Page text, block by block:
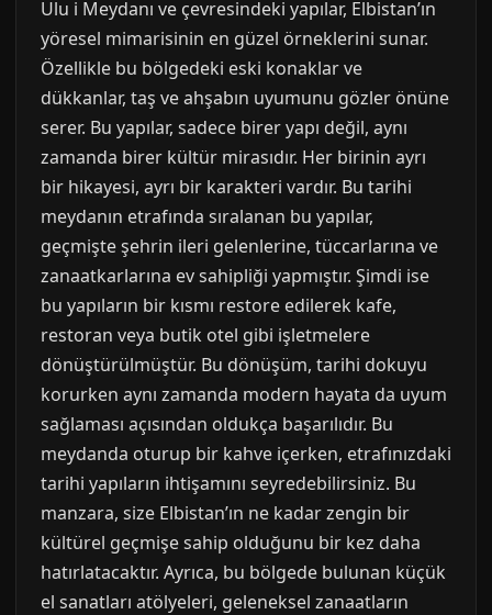
Ulu i Meydanı ve çevresindeki yapılar, Elbistan’ın
yöresel mimarisinin en güzel örneklerini sunar.
Özellikle bu bölgedeki eski konaklar ve
dükkanlar, taş ve ahşabın uyumunu gözler önüne
serer. Bu yapılar, sadece birer yapı değil, aynı
zamanda birer kültür mirasıdır. Her birinin ayrı
bir hikayesi, ayrı bir karakteri vardır. Bu tarihi
meydanın etrafında sıralanan bu yapılar,
geçmişte şehrin ileri gelenlerine, tüccarlarına ve
zanaatkarlarına ev sahipliği yapmıştır. Şimdi ise
bu yapıların bir kısmı restore edilerek kafe,
restoran veya butik otel gibi işletmelere
dönüştürülmüştür. Bu dönüşüm, tarihi dokuyu
korurken aynı zamanda modern hayata da uyum
sağlaması açısından oldukça başarılıdır. Bu
meydanda oturup bir kahve içerken, etrafınızdaki
tarihi yapıların ihtişamını seyredebilirsiniz. Bu
manzara, size Elbistan’ın ne kadar zengin bir
kültürel geçmişe sahip olduğunu bir kez daha
hatırlatacaktır. Ayrıca, bu bölgede bulunan küçük
el sanatları atölyeleri, geleneksel zanaatların